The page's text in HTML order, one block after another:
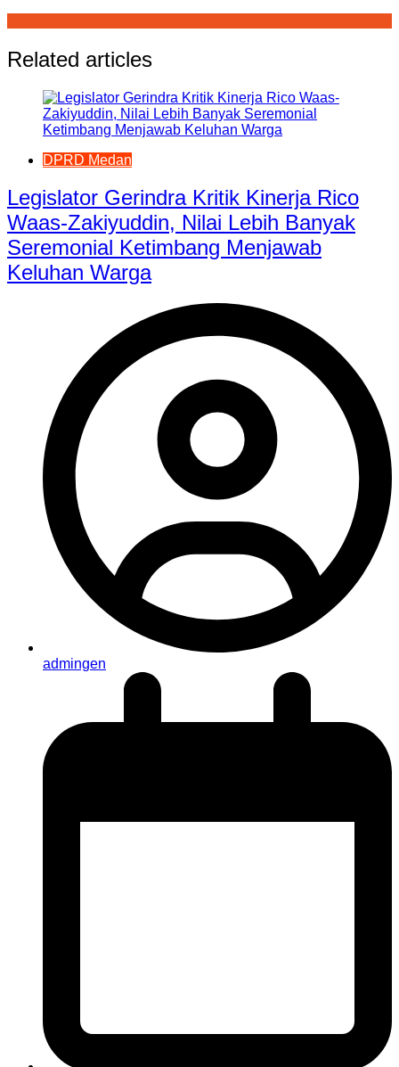
Related articles
DPRD Medan
Legislator Gerindra Kritik Kinerja Rico
Waas-Zakiyuddin, Nilai Lebih Banyak
Seremonial Ketimbang Menjawab
Keluhan Warga
admingen